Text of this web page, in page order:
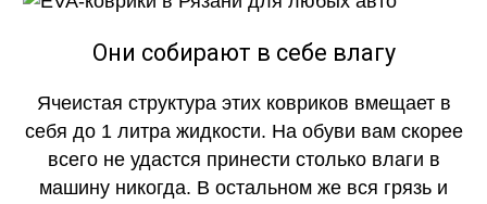
Они собирают в себе влагу
Ячеистая структура этих ковриков вмещает в
себя до 1 литра жидкости. На обуви вам скорее
всего не удастся принести столько влаги в
машину никогда. В остальном же вся грязь и